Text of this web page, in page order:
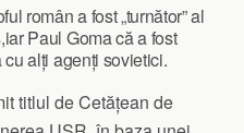
român a fost „turnător” al
Paul Goma că a fost
alți agenți sovietici.
titlul de Cetățean de